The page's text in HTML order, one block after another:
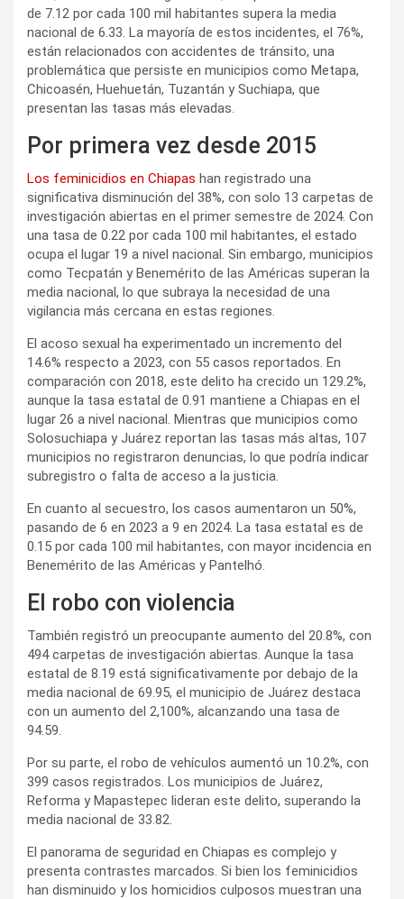
de 7.12 por cada 100 mil habitantes supera la media
nacional de 6.33. La mayoría de estos incidentes, el 76%,
están relacionados con accidentes de tránsito, una
problemática que persiste en municipios como Metapa,
Chicoasén, Huehuetán, Tuzantán y Suchiapa, que
presentan las tasas más elevadas.
Por primera vez desde 2015
Los feminicidios en Chiapas han registrado una
significativa disminución del 38%, con solo 13 carpetas de
investigación abiertas en el primer semestre de 2024. Con
una tasa de 0.22 por cada 100 mil habitantes, el estado
ocupa el lugar 19 a nivel nacional. Sin embargo, municipios
como Tecpatán y Benemérito de las Américas superan la
media nacional, lo que subraya la necesidad de una
vigilancia más cercana en estas regiones.
El acoso sexual ha experimentado un incremento del
14.6% respecto a 2023, con 55 casos reportados. En
comparación con 2018, este delito ha crecido un 129.2%,
aunque la tasa estatal de 0.91 mantiene a Chiapas en el
lugar 26 a nivel nacional. Mientras que municipios como
Solosuchiapa y Juárez reportan las tasas más altas, 107
municipios no registraron denuncias, lo que podría indicar
subregistro o falta de acceso a la justicia.
En cuanto al secuestro, los casos aumentaron un 50%,
pasando de 6 en 2023 a 9 en 2024. La tasa estatal es de
0.15 por cada 100 mil habitantes, con mayor incidencia en
Benemérito de las Américas y Pantelhó.
El robo con violencia
También registró un preocupante aumento del 20.8%, con
494 carpetas de investigación abiertas. Aunque la tasa
estatal de 8.19 está significativamente por debajo de la
media nacional de 69.95, el municipio de Juárez destaca
con un aumento del 2,100%, alcanzando una tasa de
94.59.
Por su parte, el robo de vehículos aumentó un 10.2%, con
399 casos registrados. Los municipios de Juárez,
Reforma y Mapastepec lideran este delito, superando la
media nacional de 33.82.
El panorama de seguridad en Chiapas es complejo y
presenta contrastes marcados. Si bien los feminicidios
han disminuido y los homicidios culposos muestran una